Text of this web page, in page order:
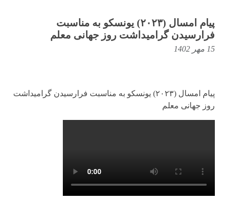
پیام امسال (۲۰۲۳) یونسکو به مناسبت
فرارسیدن گرامیداشت روز جهانی معلم
15 مهر 1402
پیام امسال (۲۰۲۳) یونسکو به مناسبت فرارسیدن گرامیداشت
روز جهانی معلم